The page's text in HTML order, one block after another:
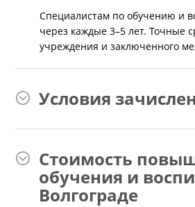
Специалистам по обучению и
через каждые 3–5 лет. Точные
учреждения и заключенного
Условия
Стоимость
обучения и
Волгограде